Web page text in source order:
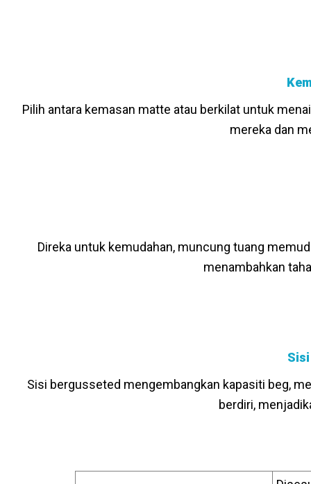
Pilih antara kemasan matte atau berkilat untuk
mereka dan
Direka untuk kemudahan, muncung tuang
menambahkan
Sisi bergusseted mengembangkan kapasiti beg,
berdiri,